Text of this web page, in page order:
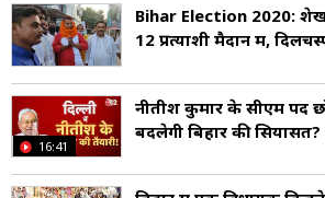
Bihar Election 2020:
12 प्रत्याशी मैदान में,
16:41
नीतीश कुमार के सीएम पद
बदलेगी ब‍िहार की स‍ियासत?